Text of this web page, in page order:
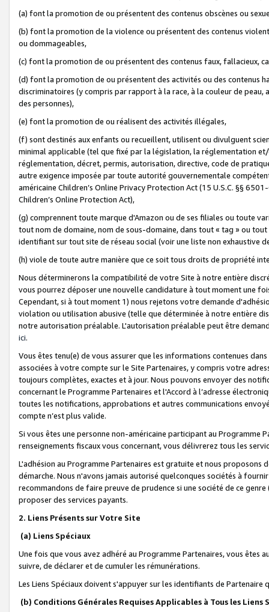
(a) font la promotion de ou présentent des contenus obscènes ou
(b) font la promotion de la violence ou présentent des contenus
ou dommageables,
(c) font la promotion de ou présentent des contenus faux, fallacieux,
(d) font la promotion de ou présentent des activités ou des contenus
discriminatoires (y compris par rapport à la race, à la couleur de
des personnes),
(e) font la promotion de ou réalisent des activités illégales,
(f) sont destinés aux enfants ou recueillent, utilisent ou divulguent
minimal applicable (tel que fixé par la législation, la réglementation
réglementation, décret, permis, autorisation, directive, code de
autre exigence imposée par toute autorité gouvernementale
américaine Children’s Online Privacy Protection Act (15 U.S.C. §§
Children’s Online Protection Act),
(g) comprennent toute marque d'Amazon ou de ses filiales ou toute
tout nom de domaine, nom de sous-domaine, dans tout « tag » ou
identifiant sur tout site de réseau social (voir une liste non exhaustive
(h) viole de toute autre manière que ce soit tous droits de propriété
Nous déterminerons la compatibilité de votre Site à notre entière
vous pourrez déposer une nouvelle candidature à tout moment une
Cependant, si à tout moment 1) nous rejetons votre demande
violation ou utilisation abusive (telle que déterminée à notre entière
notre autorisation préalable. L'autorisation préalable peut être
ici.
Vous êtes tenu(e) de vous assurer que les informations contenues
associées à votre compte sur le Site Partenaires, y compris votre
toujours complètes, exactes et à jour. Nous pouvons envoyer des
concernant le Programme Partenaires et l'Accord à l’adresse
toutes les notifications, approbations et autres communications
compte n’est plus valide.
Si vous êtes une personne non-américaine participant au
renseignements fiscaux vous concernant, vous délivrerez tous les
L'adhésion au Programme Partenaires est gratuite et nous proposons
démarche. Nous n'avons jamais autorisé quelconques sociétés à
recommandons de faire preuve de prudence si une société de ce
proposer des services payants.
2. Liens Présents sur Votre Site
(a) Liens Spéciaux
Une fois que vous avez adhéré au Programme Partenaires, vous êtes
suivre, de déclarer et de cumuler les rémunérations.
Les Liens Spéciaux doivent s'appuyer sur les identifiants de Partenaire
(b) Conditions Générales Requises Applicables à Tous les Liens